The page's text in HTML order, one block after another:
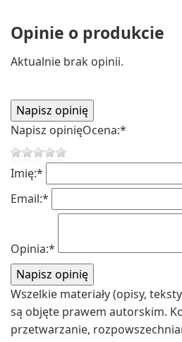
Opinie o produkcie
Aktualnie brak opinii.
Napisz opinięOcena:*
Imię:*
Email:*
Opinia:*
Wszelkie materiały (opisy,
są objęte prawem autorskim.
przetwarzanie,